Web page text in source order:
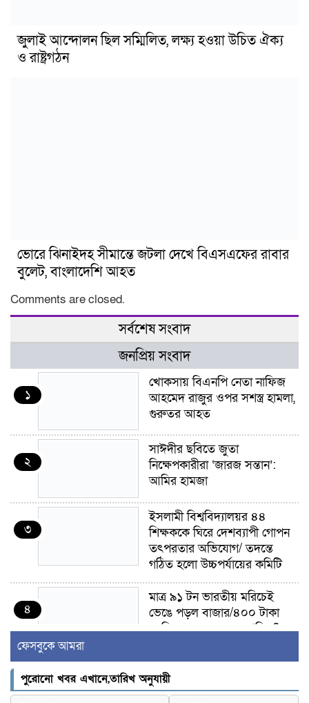
জুলাই আন্দোলন ছিল সম্মিলিত, লক্ষ্য হওয়া উচিত ঐক্য
ও রাষ্ট্রগঠন
ভোরে ঝিনাইদহ সীমান্তে জটলা দেখে বিএসএফের রাবার
বুলেট, বাংলাদেশি আহত
Comments are closed.
সর্বশেষ সংবাদ
জনপ্রিয় সংবাদ
১
খোকসায় বিএনপি নেতা নাফিজ
আহমেদ রাজুর ওপর সশস্ত্র হামলা,
গুরুতর আহত
২
সাঈদীর ছবিতে জুতা
নিক্ষেপকারীরা ‘জারজ সন্তান’:
আমির হামজা
৩
ইসলামী বিশ্ববিদ্যালয়র ৪৪
শিক্ষককে ঘিরে দেশব্যাপী গোপন
তৎপরতার অভিযোগ/ তদন্তে
গঠিত হলো উচ্চপর্যায়ের কমিটি
৪
মাত্র ৯১ টন ভারতীয় মরিচেই
ভেঙে পড়ল বাজার/৪০০ টাকা
কেজি দাম কে ধরে রেখেছিল?
৫
জুলাই আন্দোলন ছিল সম্মিলিত,
লক্ষ্য হওয়া উচিত ঐক্য ও
রাষ্ট্রগঠন
ফেসবুকে আমরা
পুরোনো খবর এখানে,তারিখ অনুযায়ী